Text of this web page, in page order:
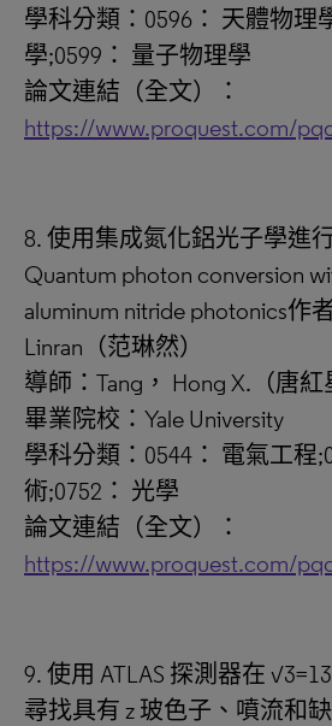
學科分類：0596： 天體物理
學;0599： 量子物理學
論文連結（全文）：
https://www.proquest.com/
8. 使用集成氮化鋁光子學進
Quantum photon conversion
aluminum nitride photonics作
Linran（范琳然）
導師：Tang， Hong X.（唐紅
畢業院校：Yale University
學科分類：0544： 電氣工程
術;0752： 光學
論文連結（全文）：
https://www.proquest.com/
9. 使用 ATLAS 探測器在
尋找具有 z 玻色子、噴流和